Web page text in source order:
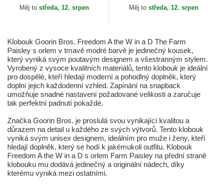
Tree The Farm Goorin Bros.
Měj to středa, 12. srpen
Goorin Bros.
Měj to středa, 12. srpen
Klobouk Goorin Bros. Freedom A the W in a D The Farm
Paisley s orlem v tmavě modré barvě je jedinečný kousek,
který vyniká svým poutavým designem a všestranným stylem.
Vyrobený z vysoce kvalitních materiálů, tento klobouk je ideální
pro dospělé, kteří hledají moderní a pohodlný doplněk, který
doplní jejich každodenní vzhled. Zapínání na snapback
umožňuje snadné nastavení požadované velikosti a zaručuje
tak perfektní padnutí pokaždé.
Značka Goorin Bros. je proslulá svou vynikající kvalitou a
důrazem na detail u každého ze svých výtvorů. Tento klobouk
vyniká svým unisex designem, ideálním pro muže i ženy, kteří
hledají doplněk, který se hodí k jakémukoli outfitu. Klobouk
Freedom A the W in a D s orlem Farm Paisley na přední straně
klobouku mu dodává jedinečný a originální nádech, díky
kterému vyniká mezi ostatními.